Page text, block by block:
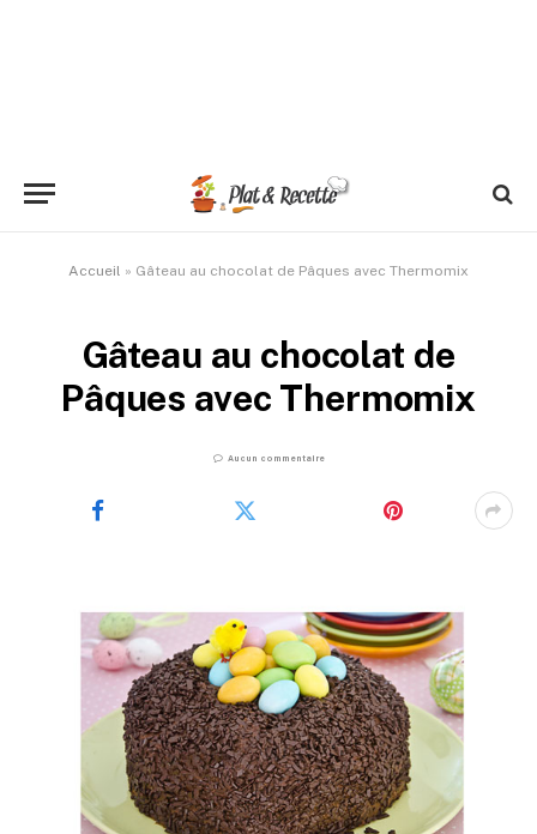
Accueil » Gâteau au chocolat de Pâques avec Thermomix
Gâteau au chocolat de
Pâques avec Thermomix
Aucun commentaire